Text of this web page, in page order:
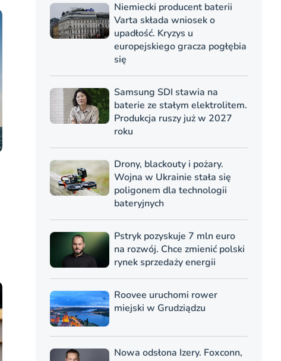
Niemiecki producent baterii
Varta składa wniosek o
upadłość. Kryzys u
europejskiego gracza pogłębia
się
Samsung SDI stawia na
baterie ze stałym elektrolitem.
Produkcja ruszy już w 2027
roku
Drony, blackouty i pożary.
Wojna w Ukrainie stała się
poligonem dla technologii
bateryjnych
Pstryk pozyskuje 7 mln euro
na rozwój. Chce zmienić polski
rynek sprzedaży energii
Roovee uruchomi rower
miejski w Grudziądzu
Nowa odsłona Izery. Foxconn,